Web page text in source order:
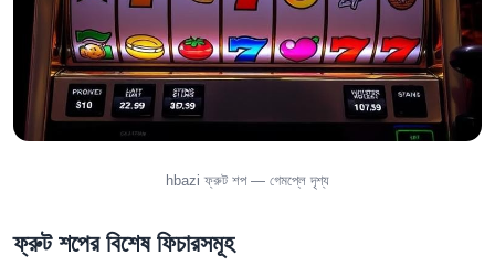
hbazi ফ্রুট শপ — গেমপ্লে দৃশ্য
ফ্রুট শপের বিশেষ ফিচারসমূহ